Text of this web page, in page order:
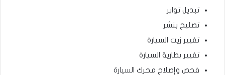
تبديل تواير
تصليح بنشر
تغيير زيت السيارة
تغيير بطارية السيارة
فحص وإصلاح محرك السيارة